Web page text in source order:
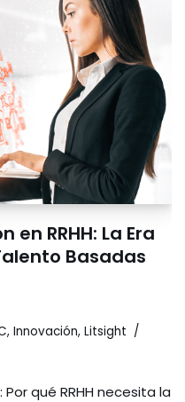
en RRHH: La Era
Basadas
, Innovación, Litsight
qué RRHH necesita la